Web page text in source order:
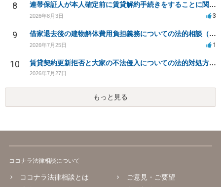
8 連帯保証人が本人確定前に賃貸解約手続きをすることに関して
2026年8月3日 3
9 借家退去後の建物解体費用負担義務についての法的相談（補足説明修正）
2026年7月25日 1
10 賃貸契約更新拒否と大家の不法侵入についての法的対処方法は？
2026年7月27日
もっと見る
ココナラ法律相談について
ココナラ法律相談とは
ご意見・ご要望